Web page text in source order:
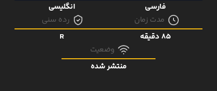
فارسی
انگلیسی
مدت زمان
85 دقیقه
رده سنی
R
وضعیت
منتشر شده